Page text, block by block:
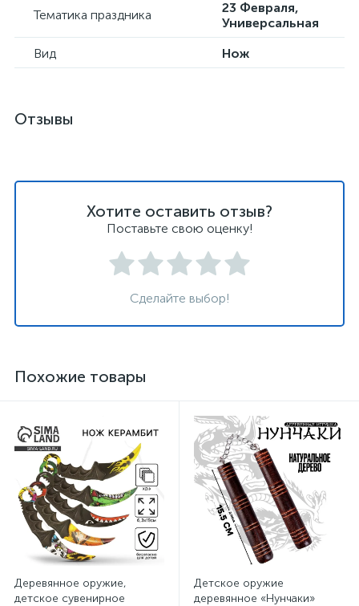
Тематика праздника
23 Февраля,
Универсальная
Вид
Нож
Отзывы
Хотите оставить отзыв?
Поставьте свою оценку!
Сделайте выбор!
Похожие товары
Деревянное оружие,
детское сувенирное
Детское оружие
деревянное «Нунчаки»